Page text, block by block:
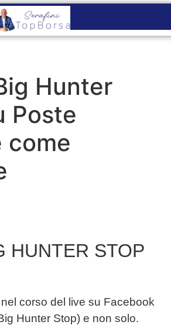
Hunter
Poste
come
HUNTER STOP
corso del live su Facebook
Hunter Stop) e non solo.